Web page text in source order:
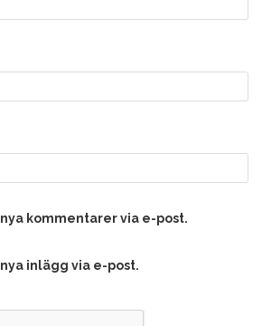
kommentarer via e-post.
inlägg via e-post.